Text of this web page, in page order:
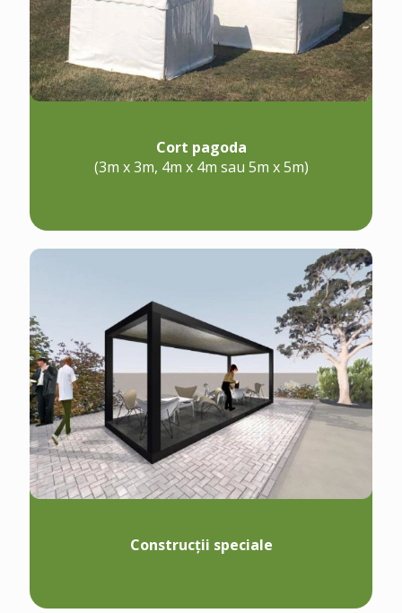
Cort pagoda
(3m x 3m, 4m x 4m sau 5m x 5m)
Construcții speciale